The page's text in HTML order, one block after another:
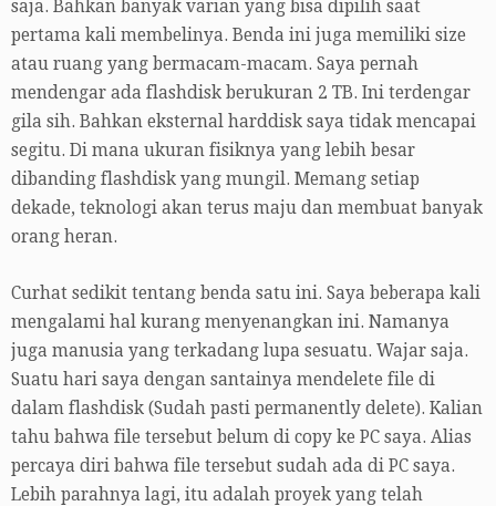
saja. Bahkan banyak varian yang bisa dipilih saat
pertama kali membelinya. Benda ini juga memiliki size
atau ruang yang bermacam-macam. Saya pernah
mendengar ada flashdisk berukuran 2 TB. Ini terdengar
gila sih. Bahkan eksternal harddisk saya tidak mencapai
segitu. Di mana ukuran fisiknya yang lebih besar
dibanding flashdisk yang mungil. Memang setiap
dekade, teknologi akan terus maju dan membuat banyak
orang heran.
Curhat sedikit tentang benda satu ini. Saya beberapa kali
mengalami hal kurang menyenangkan ini. Namanya
juga manusia yang terkadang lupa sesuatu. Wajar saja.
Suatu hari saya dengan santainya mendelete file di
dalam flashdisk (Sudah pasti permanently delete). Kalian
tahu bahwa file tersebut belum di copy ke PC saya. Alias
percaya diri bahwa file tersebut sudah ada di PC saya.
Lebih parahnya lagi, itu adalah proyek yang telah